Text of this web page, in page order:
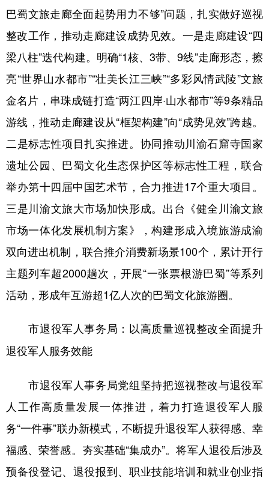
巴蜀文旅走廊全面起势用力不够”问题，扎实做好巡视
整改工作，推动走廊建设成势见效。一是走廊建设“四
梁八柱”迭代构建。明确“1核、3带、9线”走廊形态，擦
亮“世界山水都市”“壮美长江三峡”“多彩风情武陵”文旅
金名片，串珠成链打造“两江四岸·山水都市”等9条精品
游线，推动走廊建设从“框架构建”向“成势见效”跨越。
二是标志性项目扎实推进。协同推动川渝石窟寺国家
遗址公园、巴蜀文化生态保护区等标志性工程，联合
举办第十四届中国艺术节，合力推进17个重大项目。
三是川渝文旅大市场加快形成。出台《健全川渝文旅
市场一体化发展机制方案》，构建形成入境旅游成渝
双向进出机制，联合推介消费新场景100个，累计开行
主题列车超2000趟次，开展“一张票根游巴蜀”等系列
活动，形成年互游超1亿人次的巴蜀文化旅游圈。
市退役军人事务局：以高质量巡视整改全面提升
退役军人服务效能
市退役军人事务局党组坚持把巡视整改与退役军
人工作高质量发展一体推进，着力打造退役军人服
务“一件事”联办新模式，不断提升退役军人获得感、幸
福感、荣誉感。夯实基础“集成办”。将军人退役后涉及
预备役登记、退役报到、职业技能培训和就业创业指